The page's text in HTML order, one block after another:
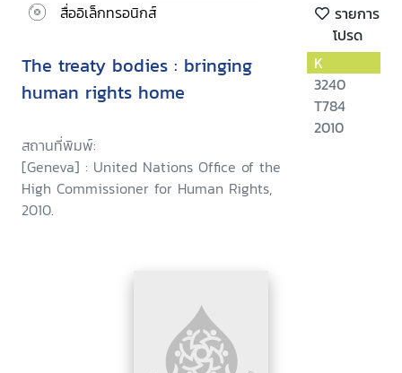
สื่ออิเล็กทรอนิกส์
รายการ
โปรด
The treaty bodies : bringing
human rights home
สถานที่พิมพ์:
[Geneva] : United Nations Office of the
High Commissioner for Human Rights,
2010.
K
3240
T784
2010